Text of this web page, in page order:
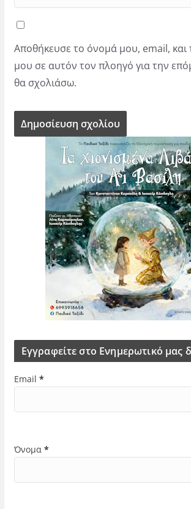
Αποθήκευσε το όνομά μου, email, και
μου σε αυτόν τον πλοηγό για την
θα σχολιάσω.
Εγγραφείτε στο Ενημερωτικό μας
Email *
Όνομα *